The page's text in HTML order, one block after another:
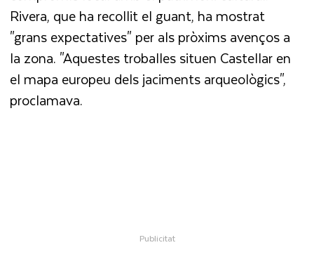
Rivera, que ha recollit el guant, ha mostrat
"grans expectatives" per als pròxims avenços a
la zona. "Aquestes troballes situen Castellar en
el mapa europeu dels jaciments arqueològics",
proclamava.